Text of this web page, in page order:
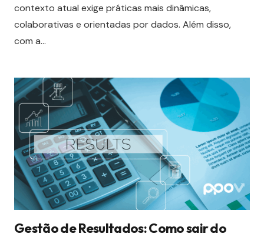
contexto atual exige práticas mais dinâmicas,
colaborativas e orientadas por dados. Além disso,
com a…
Gestão de Resultados: Como sair do